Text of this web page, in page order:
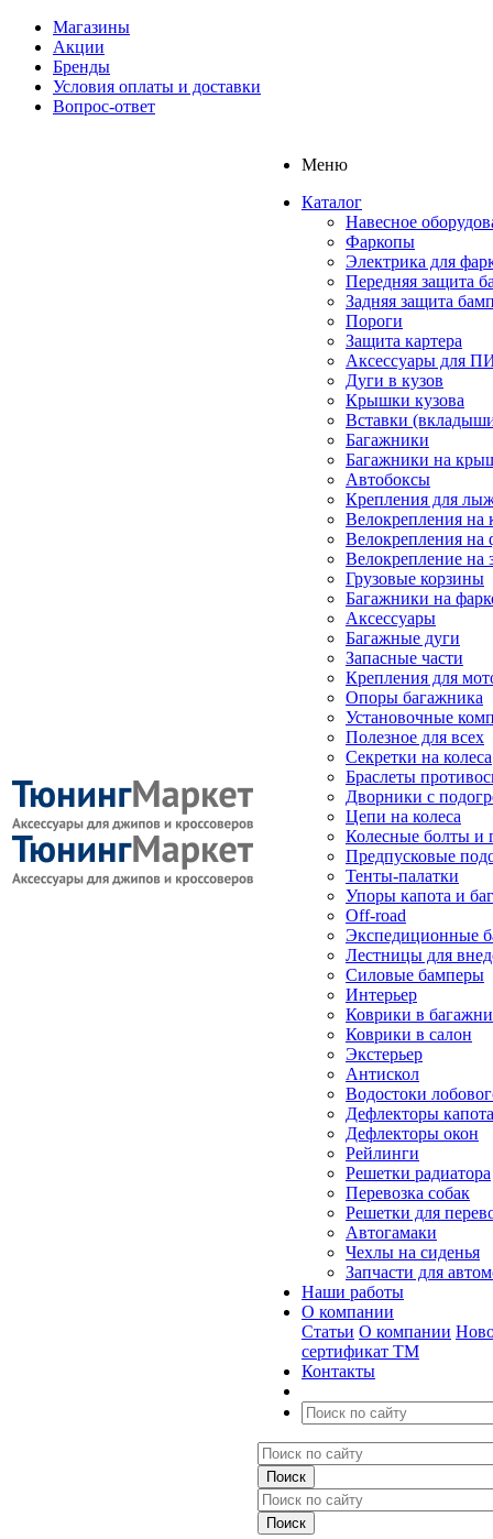
Магазины
Акции
Бренды
Условия оплаты и доставки
Вопрос-ответ
Меню
Каталог
Навесное
Фаркопы
Электрика для
Передняя защита
Задняя защита
Пороги
Защита картера
Аксессуары для
Дуги в кузов
Крышки кузова
Вставки
Багажники
Багажники на
Автобоксы
Крепления для
Велокрепления
Велокрепления на
Велокрепление на
Грузовые корзины
Багажники на
Аксессуары
Багажные дуги
Запасные части
Крепления для
Опоры багажника
Установочные
Полезное для всех
Секретки на колеса
Браслеты
Дворники с
Цепи на колеса
Колесные болты и
Предпусковые
Тенты-палатки
Упоры капота и
Off-road
Экспедиционные
Лестницы для
Силовые бамперы
Интерьер
Коврики в
Коврики в салон
Экстерьер
Антискол
Водостоки
Дефлекторы капота
Дефлекторы окон
Рейлинги
Решетки радиатора
Перевозка собак
Решетки для
Автогамаки
Чехлы на сиденья
Запчасти для
Наши работы
О компании
Статьи О компании
сертификат ТМ
Контакты